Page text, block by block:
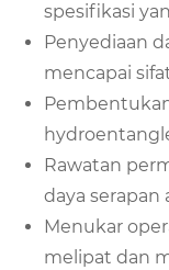
spesifikasi
Penyediaan
mencapai
Rawatan
daya
Menukar
melipat dan